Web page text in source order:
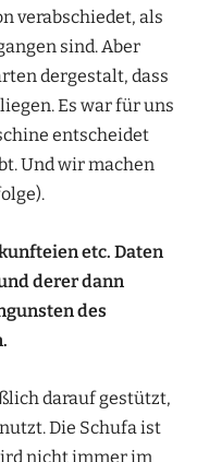
verabschiedet, als
sind. Aber
dergestalt, dass
Es war für uns
entscheidet
Und wir machen
etc. Daten
derer dann
des
darauf gestützt,
Die Schufa ist
nicht immer im